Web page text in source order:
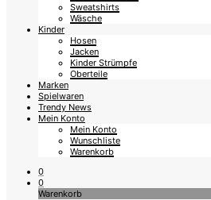
Sweatshirts
Wäsche
Kinder
Hosen
Jacken
Kinder Strümpfe
Oberteile
Marken
Spielwaren
Trendy News
Mein Konto
Mein Konto
Wunschliste
Warenkorb
0
0
Warenkorb